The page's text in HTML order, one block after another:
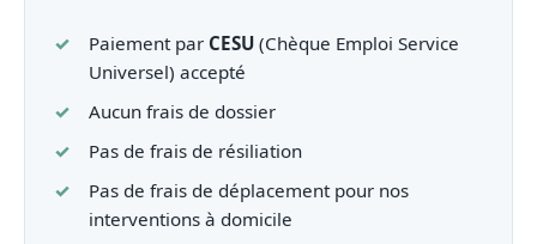
Paiement par CESU(Chèque Emploi Service
Universel) accepté
Aucun frais de dossier
Pas de frais de résiliation
Pas de frais de déplacement pour nos
interventions à domicile